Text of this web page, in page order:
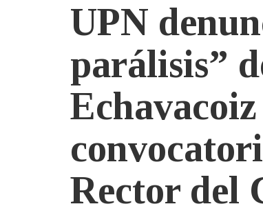
UPN
parálisis”
Rector del